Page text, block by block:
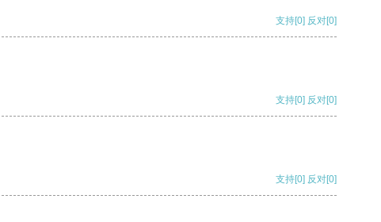
支持[0] 反对[0]
支持[0] 反对[0]
支持[0] 反对[0]